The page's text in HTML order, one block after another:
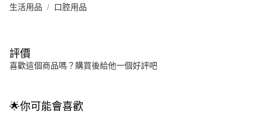
生活用品 口腔用品
評價
喜歡這個商品嗎？購買後給他一個好評吧
🌟你可能會喜歡